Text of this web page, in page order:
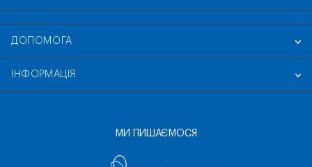
ДОПОМОГА
ІНФОРМАЦІЯ
МИ ПИШАЄМОСЯ